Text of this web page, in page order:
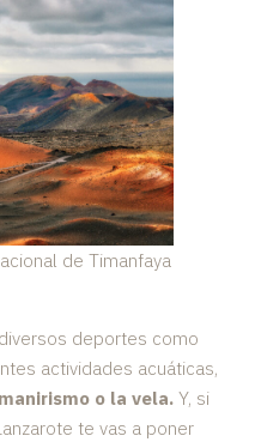
de Timanfaya
deportes como
actividades acuáticas,
o la vela. Y, si
te vas a poner